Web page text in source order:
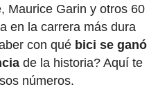
Maurice Garin y otros 60
en la carrera más dura
con qué bici se ganó
de la historia? Aquí te
números.